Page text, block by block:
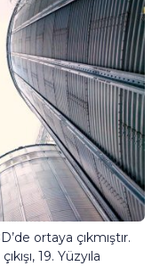
ortaya çıkmıştır.
19. Yüzyıla